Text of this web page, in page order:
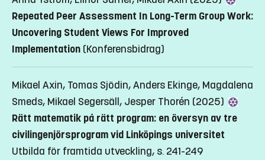
Repeated Peer Assessment In Long-Term Group Work:
Uncovering Student Views For Improved
Implementation (Konferensbidrag)
Mikael Axin, Tomas Sjödin, Anders Ekinge, Magdalena
Smeds, Mikael Segersäll, Jesper Thorén (2025)
Rätt matematik på rätt program: en översyn av tre
civilingenjörsprogram vid Linköpings universitet
Utbilda för framtida utveckling, s. 241-249